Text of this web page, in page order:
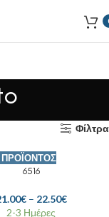
Φίλτρα
6516
€ – 22.50€
2-3 Ημέρες